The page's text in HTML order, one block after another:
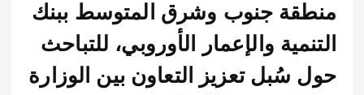
جنوب وشرق المتوسط ببنك
والإعمار الأوروبي، للتباحث
سُبل تعزيز التعاون بين الوزارة